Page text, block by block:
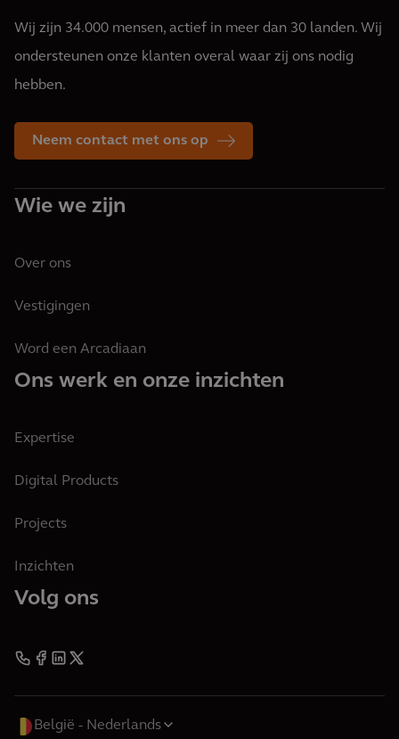
Wij zijn 34.000 mensen, actief in meer dan 30 landen. Wij
ondersteunen onze klanten overal waar zij ons nodig
hebben.
Neem contact met ons op
Wie we zijn
Over ons
Vestigingen
Word een Arcadiaan
Ons werk en onze inzichten
Expertise
Digital Products
Projects
Inzichten
Volg ons
België Nederlands